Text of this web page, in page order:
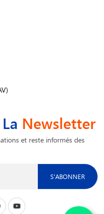
Newsletter
et reste informés des
S'ABONNER